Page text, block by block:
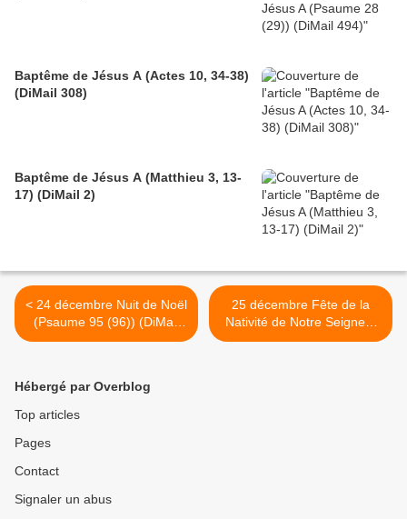
Baptême de Jésus A (Actes 10, 34-38)
(DiMail 308)
Baptême de Jésus A (Matthieu 3, 13-
17) (DiMail 2)
< 24 décembre Nuit de Noël
(Psaume 95 (96)) (DiMail
562)
25 décembre Fête de la
Nativité de Notre Seigneur
Jésus (Jean 1, 1-18)
Hébergé par Overblog
Top articles
Pages
Contact
Signaler un abus